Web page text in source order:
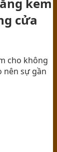
cửa
cho không
nên sự gần